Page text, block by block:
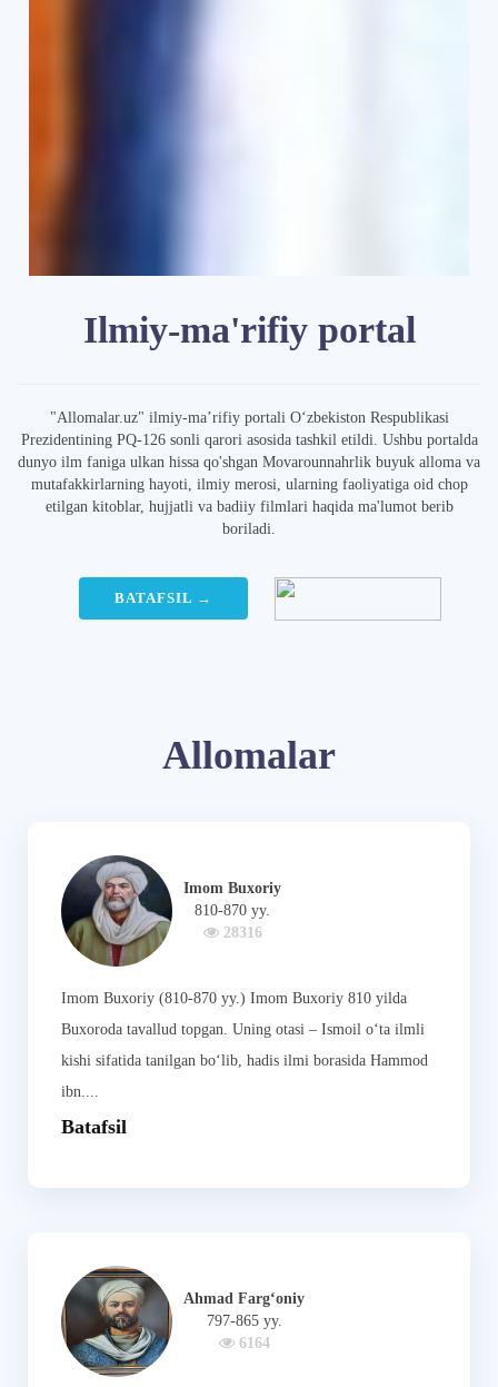
Ilmiy-ma'rifiy portal
"Allomalar.uz" ilmiy-ma’rifiy portali O‘zbekiston Respublikasi
Prezidentining PQ-126 sonli qarori asosida tashkil etildi. Ushbu portalda
dunyo ilm faniga ulkan hissa qo'shgan Movarounnahrlik buyuk alloma va
mutafakkirlarning hayoti, ilmiy merosi, ularning faoliyatiga oid chop
etilgan kitoblar, hujjatli va badiiy filmlari haqida ma'lumot berib
boriladi.
BATAFSIL →
Allomalar
Imom Buxoriy
810-870 yy.
28316
Imom Buxoriy (810-870 yy.) Imom Buxoriy 810 yilda
Buxoroda tavallud topgan. Uning otasi – Ismoil o‘ta ilmli
kishi sifatida tanilgan bo‘lib, hadis ilmi borasida Hammod
ibn....
Batafsil
Ahmad Fargʻoniy
797-865 yy.
6164